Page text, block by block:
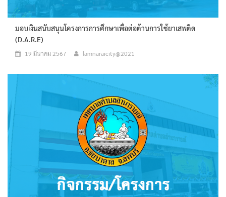
มอบเงินสนับสนุนโครงการการศึกษาเพื่อต่อต้านการใช้ยาเสพติด
(D.A.R.E)
19 มีนาคม 2567 lamnaraicity@2021